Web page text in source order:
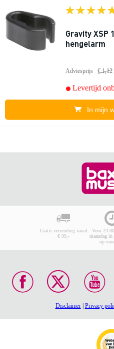
Gravity XSP
hengelarm
Adviesprijs € 1,12
Levertijd
In mijn
Gratis verzending vanaf
€ 99,-
Voor
maandag
op
Disclaimer| Privacy